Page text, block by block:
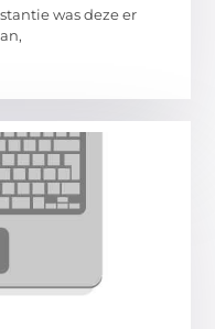
was deze er